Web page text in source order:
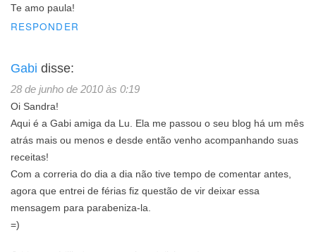
Te amo paula!
RESPONDER
Gabi disse:
28 de junho de 2010 às 0:19
Oi Sandra!
Aqui é a Gabi amiga da Lu. Ela me passou o seu blog há um mês
atrás mais ou menos e desde então venho acompanhando suas
receitas!
Com a correria do dia a dia não tive tempo de comentar antes,
agora que entrei de férias fiz questão de vir deixar essa
mensagem para parabeniza-la.
=)